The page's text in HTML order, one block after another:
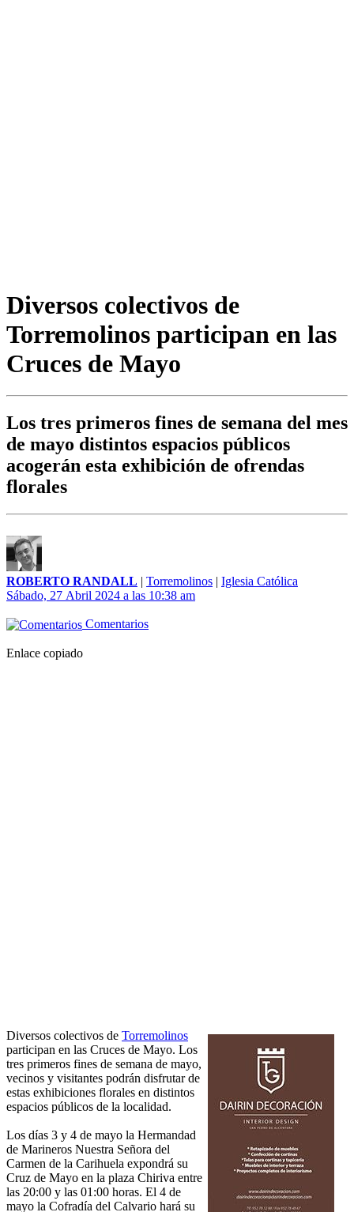
Diversos colectivos de
Torremolinos participan en las
Cruces de Mayo
Los tres primeros fines de semana del mes
de mayo distintos espacios públicos
acogerán esta exhibición de ofrendas
florales
ROBERTO RANDALL | Torremolinos | Iglesia Católica
Sábado, 27 Abril 2024 a las 10:38 am
Comentarios
Enlace copiado
Diversos colectivos de Torremolinos
participan en las Cruces de Mayo. Los
tres primeros fines de semana de mayo,
vecinos y visitantes podrán disfrutar de
estas exhibiciones florales en distintos
espacios públicos de la localidad.
Los días 3 y 4 de mayo la Hermandad
de Marineros Nuestra Señora del
Carmen de la Carihuela expondrá su
Cruz de Mayo en la plaza Chiriva entre
las 20:00 y las 01:00 horas. El 4 de
mayo la Cofradía del Calvario hará su